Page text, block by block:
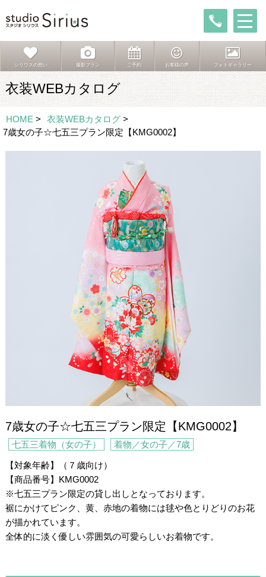
シリウスの想い 撮影プラン ご予約 お客様の声 フォトギャラリー
衣装WEBカタログ
HOME > 衣装WEBカタログ >
7歳女の子☆七五三プラン限定【KMG0002】
7歳女の子☆七五三プラン限定【KMG0002】
七五三着物（女の子） 着物／女の子／7歳
【対象年齢】（７歳向け）
【商品番号】KMG0002
※七五三プラン限定の貸し出しとなっております。
裾にかけてピンク、黄、赤地の着物には毬や色とりどりのお花
が描かれています。
全体的に淡く優しい雰囲気の可愛らしいお着物です。